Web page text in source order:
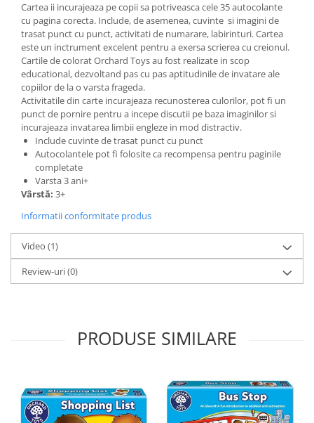
Cartea ii incurajeaza pe copii sa potriveasca cele 35 autocolante
cu pagina corecta. Include, de asemenea, cuvinte si imagini de
trasat punct cu punct, activitati de numarare, labirinturi. Cartea
este un inctrument excelent pentru a exersa scrierea cu creionul.
Cartile de colorat Orchard Toys au fost realizate in scop
educational, dezvoltand pas cu pas aptitudinile de invatare ale
copiilor de la o varsta frageda.
Activitatile din carte incurajeaza recunosterea culorilor, pot fi un
punct de pornire pentru a incepe discutii pe baza imaginilor si
incurajeaza invatarea limbii engleze in mod distractiv.
Include cuvinte de trasat punct cu punct
Autocolantele pot fi folosite ca recompensa pentru paginile
completate
Varsta 3 ani+
Vârstă: 3+
Informatii conformitate produs
Video (1)
Review-uri(0)
PRODUSE SIMILARE